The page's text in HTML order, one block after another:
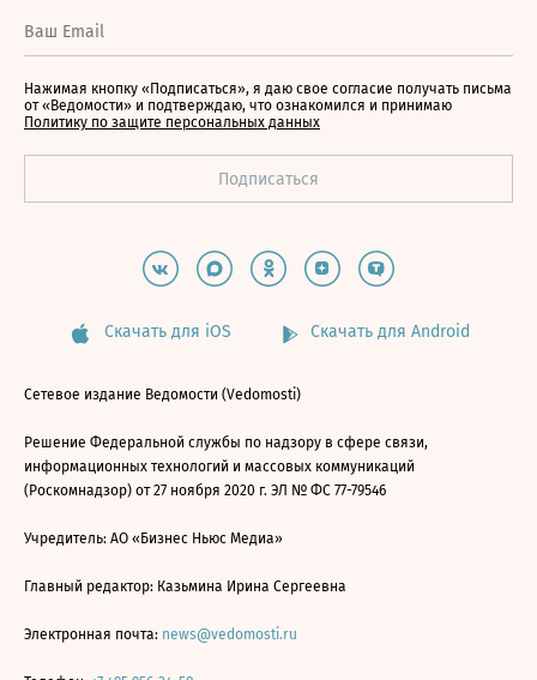
Нажимая кнопку «Подписаться», я даю свое согласие получать письма
от «Ведомости» и подтверждаю, что ознакомился и принимаю
Политику по защите персональных данных
Скачать для iOS Скачать для Android
Сетевое издание Ведомости (Vedomosti)
Решение Федеральной службы по надзору в сфере связи,
информационных технологий и массовых коммуникаций
(Роскомнадзор) от 27 ноября 2020 г. ЭЛ № ФС 77-79546
Учредитель: АО «Бизнес Ньюс Медиа»
Главный редактор: Казьмина Ирина Сергеевна
Электронная почта: news@vedomosti.ru